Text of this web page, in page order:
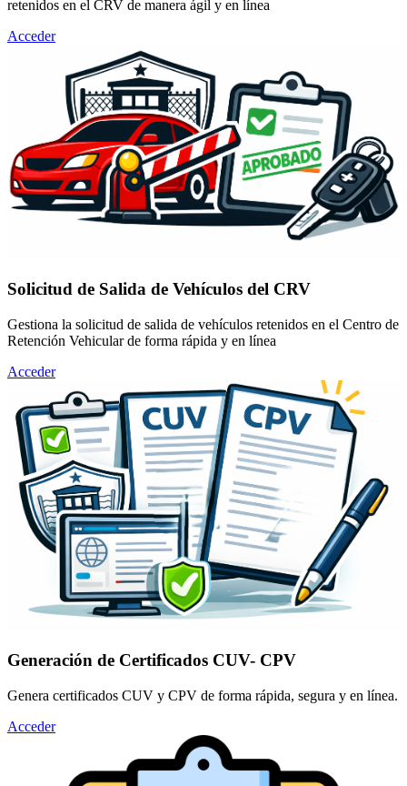
retenidos en el CRV de manera ágil y en línea
Acceder
Solicitud de Salida de Vehículos del CRV
Gestiona la solicitud de salida de vehículos retenidos en el Centro de
Retención Vehicular de forma rápida y en línea
Acceder
Generación de Certificados CUV- CPV
Genera certificados CUV y CPV de forma rápida, segura y en línea.
Acceder